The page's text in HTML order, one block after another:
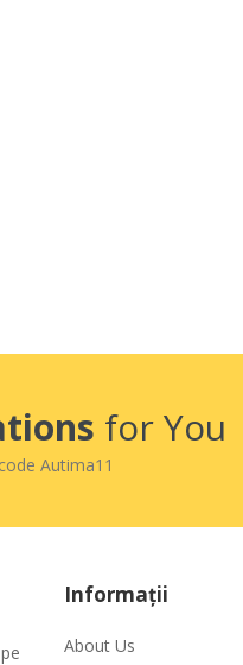
for You
Autima11
Informaţii
About Us